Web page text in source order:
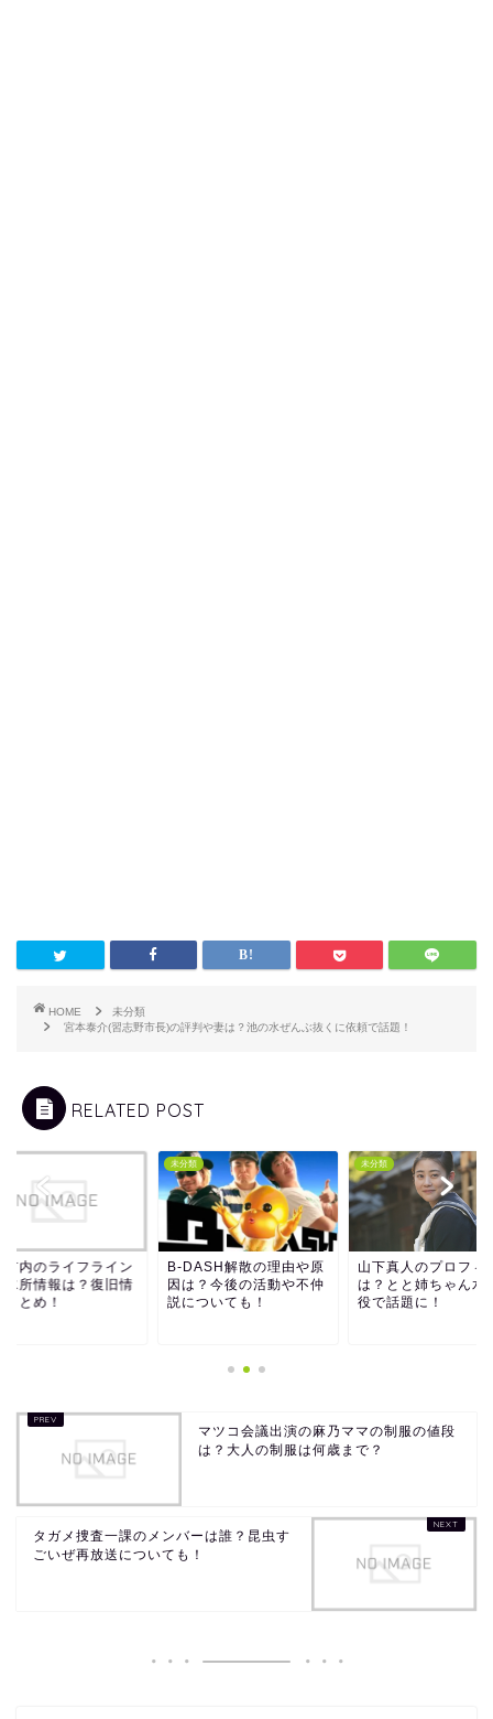
HOME
未分類
宮本泰介(習志野市長)の評判や妻は？池の水ぜんぶ抜くに依頼で話題！
RELATED POST
市内のライフライン
水所情報は？復旧情
まとめ！
未分類
B-DASH解散の理由や原
因は？今後の活動や不仲
説についても！
未分類
山下真人のプロフィ
は？とと姉ちゃん水
役で話題に！
マツコ会議出演の麻乃ママの制服の値段
は？大人の制服は何歳まで？
タガメ捜査一課のメンバーは誰？昆虫す
ごいぜ再放送についても！